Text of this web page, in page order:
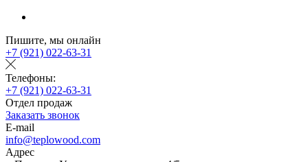
Пишите, мы онлайн
+7 (921) 022-63-31
Телефоны:
+7 (921) 022-63-31
Отдел продаж
Заказать звонок
E-mail
info@teplowood.com
Адрес